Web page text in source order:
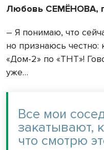
Любовь СЕМЁНОВА,
– Я понимаю, что
но признаюсь
«Дом-2» по «ТНТ»!
уже…
Все мои
закатывают,
что смотрю